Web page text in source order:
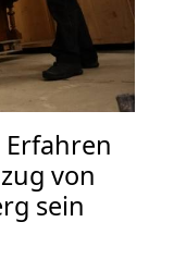
von
sein